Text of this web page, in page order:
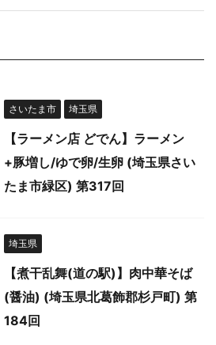
さいたま市 埼玉県
【ラーメン店 どでん】ラーメン
+豚増し/ゆで卵/生卵 (埼玉県さい
たま市緑区) 第317回
埼玉県
【煮干乱舞(道の駅)】肉中華そば
(醤油) (埼玉県北葛飾郡杉戸町) 第
184回